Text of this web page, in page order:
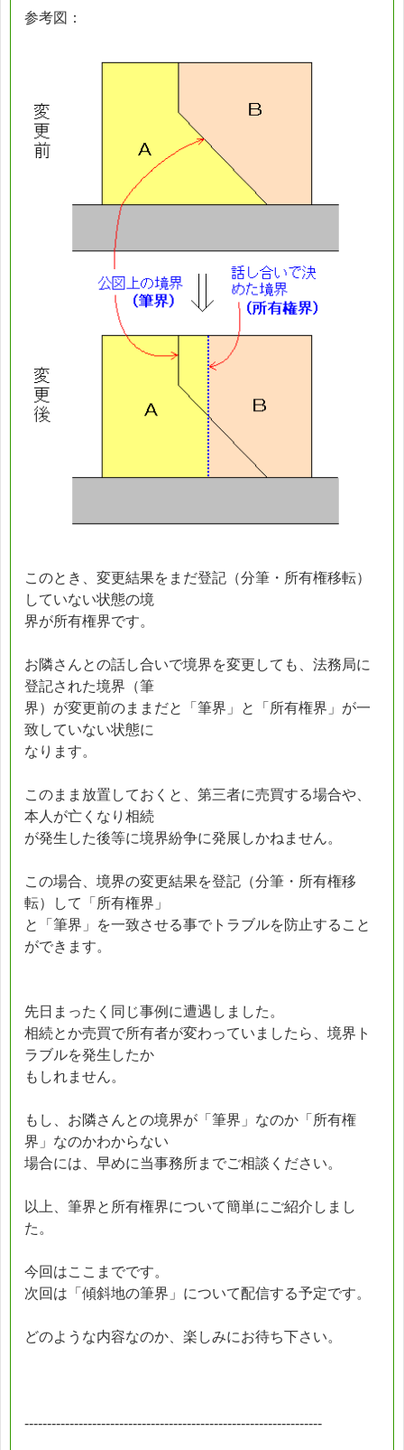
参考図：
このとき、変更結果をまだ登記（分筆・所有権移転）
していない状態の境
界が所有権界です。
お隣さんとの話し合いで境界を変更しても、法務局に
登記された境界（筆
界）が変更前のままだと「筆界」と「所有権界」が一
致していない状態に
なります。
このまま放置しておくと、第三者に売買する場合や、
本人が亡くなり相続
が発生した後等に境界紛争に発展しかねません。
この場合、境界の変更結果を登記（分筆・所有権移
転）して「所有権界」
と「筆界」を一致させる事でトラブルを防止すること
ができます。
先日まったく同じ事例に遭遇しました。
相続とか売買で所有者が変わっていましたら、境界ト
ラブルを発生したか
もしれません。
もし、お隣さんとの境界が「筆界」なのか「所有権
界」なのかわからない
場合には、早めに当事務所までご相談ください。
以上、筆界と所有権界について簡単にご紹介しまし
た。
今回はここまでです。
次回は「傾斜地の筆界」について配信する予定です。
どのような内容なのか、楽しみにお待ち下さい。
------------------------------------------------------------------